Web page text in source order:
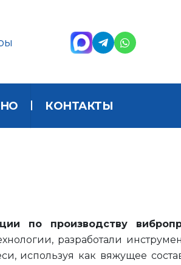
КОНТАКТЫ
по производству
разработали
используя как вяжущее